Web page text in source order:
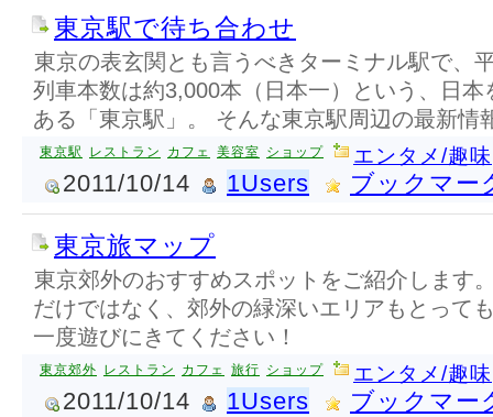
東京駅で待ち合わせ
東京の表玄関とも言うべきターミナル駅で、
列車本数は約3,000本（日本一）という、日
ある「東京駅」。 そんな東京駅周辺の最新情
東京駅 レストラン カフェ 美容室 ショップ エンタメ/趣味
2011/10/14 1Users ブックマー
東京旅マップ
東京郊外のおすすめスポットをご紹介します
だけではなく、郊外の緑深いエリアもとって
一度遊びにきてください！
東京郊外 レストラン カフェ 旅行 ショップ エンタメ/趣味
2011/10/14 1Users ブックマー